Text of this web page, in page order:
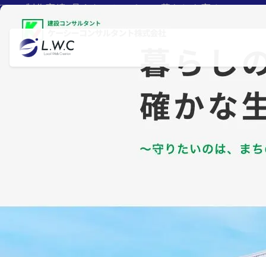
TOP>制作実績>見えないところで、暮らしを守る。